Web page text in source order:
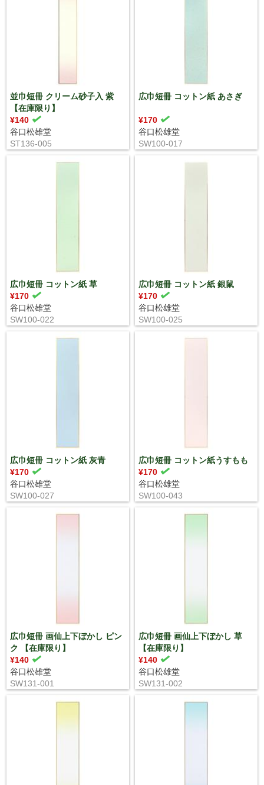
並巾短冊 クリーム砂子入 紫
【在庫限り】
¥140
谷口松雄堂
ST136-005
広巾短冊 コットン紙 あさぎ
¥170
谷口松雄堂
SW100-017
広巾短冊 コットン紙 草
¥170
谷口松雄堂
SW100-022
広巾短冊 コットン紙 銀鼠
¥170
谷口松雄堂
SW100-025
広巾短冊 コットン紙 灰青
¥170
谷口松雄堂
SW100-027
広巾短冊 コットン紙うすもも
¥170
谷口松雄堂
SW100-043
広巾短冊 画仙上下ぼかし ピン
ク 【在庫限り】
¥140
谷口松雄堂
SW131-001
広巾短冊 画仙上下ぼかし 草
【在庫限り】
¥140
谷口松雄堂
SW131-002